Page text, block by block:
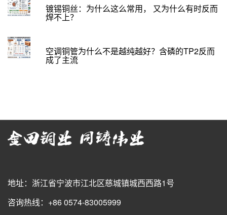
镀锡铜丝：为什么这么常用， 又为什么有时反而
焊不上？
空调铜管为什么不是越纯越好？含磷的TP2反而
成了主流
地址：浙江省宁波市江北区慈城镇城西西路1号
咨询热线：+86 0574-83005999